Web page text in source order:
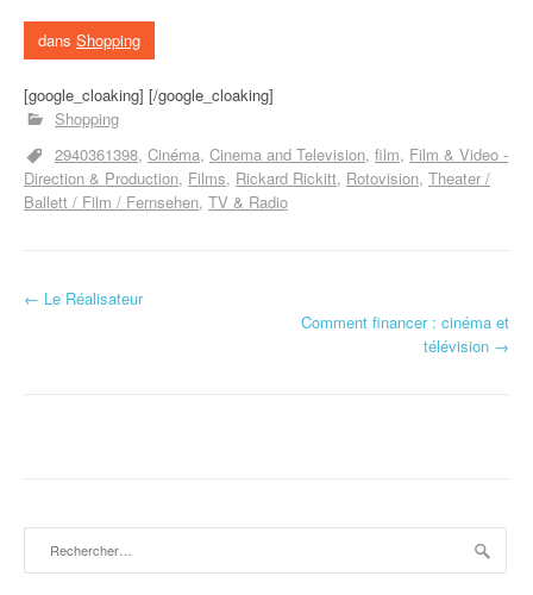
dans Shopping
[google_cloaking] [/google_cloaking]
Shopping
2940361398 Cinéma Cinema and Television film Film & Video -
Direction & Production Films Rickard Rickitt Rotovision Theater /
Ballett / Film / Fernsehen TV & Radio
Navigation d'article
← Le Réalisateur
Comment financer : cinéma et
télévision →